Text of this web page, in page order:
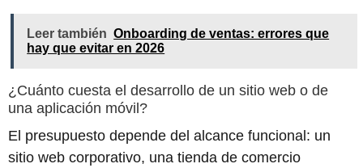
Leer también Onboarding de ventas: errores que
hay que evitar en 2026
¿Cuánto cuesta el desarrollo de un sitio web o de
una aplicación móvil?
El presupuesto depende del alcance funcional: un
sitio web corporativo, una tienda de comercio